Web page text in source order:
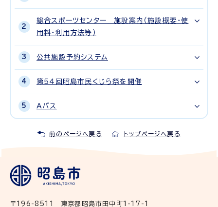
総合スポーツセンター 施設案内（施設概要・使
用料・利用方法等）
公共施設予約システム
第54回昭島市民くじら祭を開催
Aバス
前のページへ戻る トップページへ戻る
〒196-8511 東京都昭島市田中町1-17-1